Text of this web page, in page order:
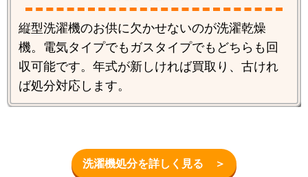
縦型洗濯機のお供に欠かせないのが洗濯乾燥
機。電気タイプでもガスタイプでもどちらも回
収可能です。年式が新しければ買取り、古けれ
ば処分対応します。
洗濯機処分を詳しく見る ＞